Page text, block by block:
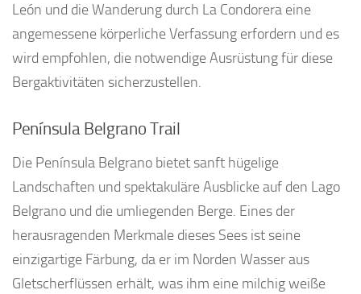
León und die Wanderung durch La Condorera eine
angemessene körperliche Verfassung erfordern und es
wird empfohlen, die notwendige Ausrüstung für diese
Bergaktivitäten sicherzustellen.
Península Belgrano Trail
Die Península Belgrano bietet sanft hügelige
Landschaften und spektakuläre Ausblicke auf den Lago
Belgrano und die umliegenden Berge. Eines der
herausragenden Merkmale dieses Sees ist seine
einzigartige Färbung, da er im Norden Wasser aus
Gletscherflüssen erhält, was ihm eine milchig weiße